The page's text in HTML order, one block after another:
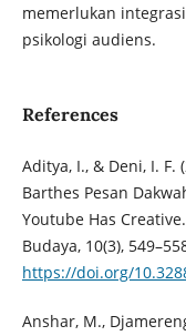
memerlukan
psikologi audiens.
References
Aditya, I., & Deni, I. F.
Barthes Pesan
Youtube Has
Budaya, 10(3),
https://doi.org/
Anshar, M.,